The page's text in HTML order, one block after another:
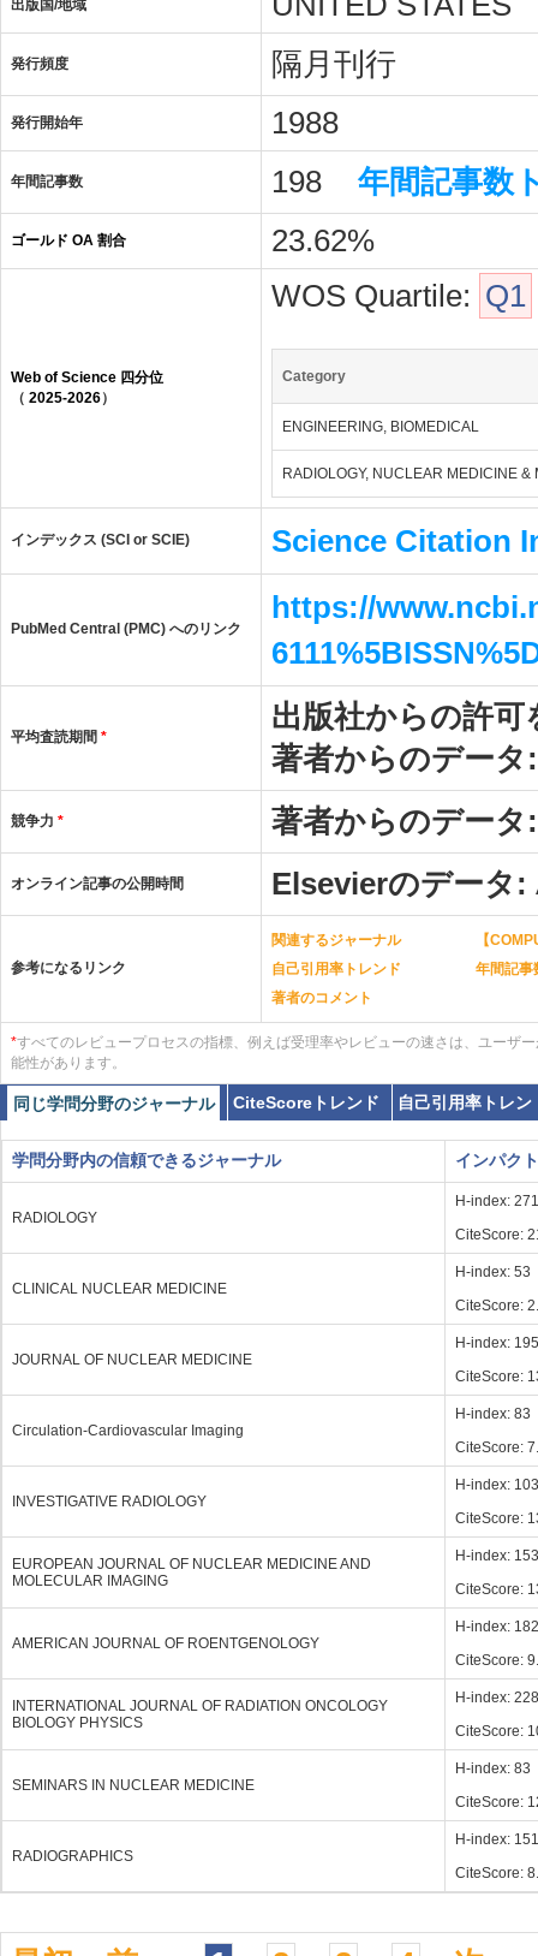
出版国/地域
発行頻度 隔月刊行
発行開始年 1988
年間記事数 198 年間記事数
ゴールド OA 割合 23.62%
Web of Science 四分位
（ 2025-2026）
WOS Quartile: Q1
Category
ENGINEERING, BIOMEDICAL
RADIOLOGY, NUCLEAR MEDICINE &
インデックス (SCI or SCIE) Science Citation
PubMed Central (PMC) へのリンク
https://
平均査読期間 *
出版社からの許
著者からのデー
競争力 * 著者からのデー
オンライン記事の公開時間 Elsevierのデータ:
参考になるリンク
関連するジャーナル
【
自己引用率トレンド
年間記事
著者のコメント
*すべてのレビュープロセスの指標、例えば受理率やレビューの速さは、ユーザ
能性があります。
同じ学問分野のジャーナル CiteScoreトレンド 自己引用率トレン
学問分野内の信頼できるジャーナル インパク
RADIOLOGY
H-index: 271
CiteScore:
CLINICAL NUCLEAR MEDICINE
H-index: 53
CiteScore:
JOURNAL OF NUCLEAR MEDICINE
H-index: 195
CiteScore:
Circulation-Cardiovascular Imaging
H-index: 83
CiteScore:
INVESTIGATIVE RADIOLOGY
H-index: 103
CiteScore:
EUROPEAN JOURNAL OF NUCLEAR MEDICINE AND
MOLECULAR IMAGING
H-index: 153
CiteScore:
AMERICAN JOURNAL OF ROENTGENOLOGY
H-index: 182
CiteScore:
INTERNATIONAL JOURNAL OF RADIATION ONCOLOGY
BIOLOGY PHYSICS
H-index: 228
CiteScore:
SEMINARS IN NUCLEAR MEDICINE
H-index: 83
CiteScore:
RADIOGRAPHICS
H-index: 151
CiteScore: